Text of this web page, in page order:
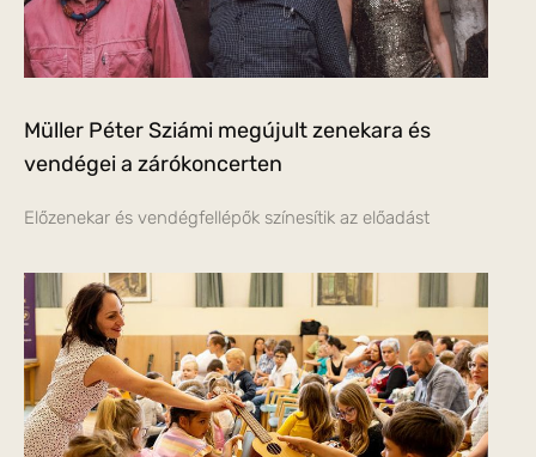
Müller Péter Sziámi megújult zenekara és
vendégei a zárókoncerten
Előzenekar és vendégfellépők színesítik az előadást